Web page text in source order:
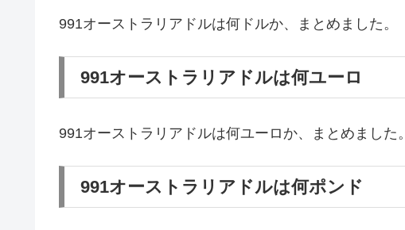
991オーストラリアドルは何ドルか、まとめました。
991オーストラリアドルは何ユーロ
991オーストラリアドルは何ユーロか、まとめました。
991オーストラリアドルは何ポンド